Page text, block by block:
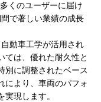
くのユーザーに届け
で著しい業績の成長
動車工学が活用され
ては、優れた耐久性と
別に調整されたベース
により、車両のパフォ
現します。